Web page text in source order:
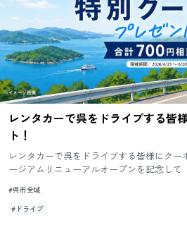
レンタカーで呉をドライブする皆
ト！
レンタカーで呉をドライブする皆様にク
ージアムリニューアルオープンを記念して
#呉市全域
#ドライブ